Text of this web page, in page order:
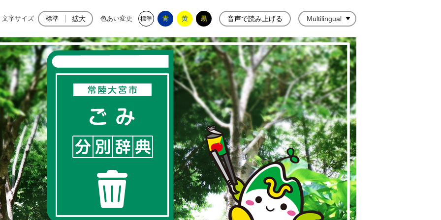
常陸大宮市ごみ分別辞典
市公式ホームページ
文字サイズ 標準 拡大 色あい変更 標準 青 黄 黒 音声で読み上げる Multilingual